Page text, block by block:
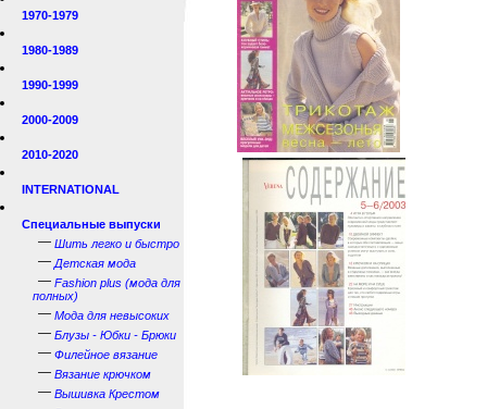
1970-1979
1980-1989
1990-1999
2000-2009
2010-2020
INTERNATIONAL
Специальные выпуски
— Шить легко и быстро
— Детская мода
— Fashion plus (мода для
полных)
— Мода для невысоких
— Блузы - Юбки - Брюки
— Филейное вязание
— Вязание крючком
— Вышивка Крестом